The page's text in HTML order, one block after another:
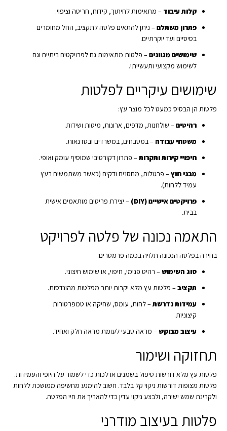
קלות עיבוד – מתאימות לחיתוך, קידוח, חריטה וציפוי.
פתרון משתלם– ניתן להתאים פלטה לתקציב, החל מחומרים
בסיסיים ועד יוקרתיים.
שימושים מגוונים– פלטות מתאימות גם לפרויקטים ביתיים וגם
לשימוש מקצועי ותעשייתי.
שימושים עיקריים לפלטות
פלטות הן הבסיס כמעט לכל מוצר עץ:
רהיטים– שולחנות, מדפים, ארונות, מיטות ושידות.
משטחי עבודה – במטבחים, במשרדים ובסדנאות.
חיפויי קירות ותקרות– פתרון דקורטיבי שמוסיף עומק ואופי.
מבני חוץ– פרגולות, מחסנים ודקים (כאשר משתמשים בעץ
עמיד ללחות).
פרויקטים אישיים (DIY)
– יצירת פריטים מותאמים אישית
בבית.
התאמה נכונה של פלטה לפרויקט
בחירה בפלטה הנכונה תלויה בכמה פרמטרים:
סוג השימוש– רהיט פנימי, חיפוי, או שימוש חיצוני.
תקציב– פלטות עץ מלא יקרות יותר מפלטות מהונדסות.
עמידות נדרשת– לחות, עומס, שחיקה או טמפרטורות
קיצוניות.
עיצוב מבוקש– מראה טבעי לעומת מראה חלק ואחיד.
תחזוקה ושימור
פלטות עץ מלא דורשות טיפול בשמנים או לכות כדי לשמור על היופי והעמידות.
פלטות מצופות דורשות ניקוי קל בלבד. חשוב להימנע מחשיפה ממושכת ללחות
ולקרינת שמש ישירה, ולבצע ניקוי עדין כדי להאריך את חיי הפלטה.
פלטות בעיצוב מודרני